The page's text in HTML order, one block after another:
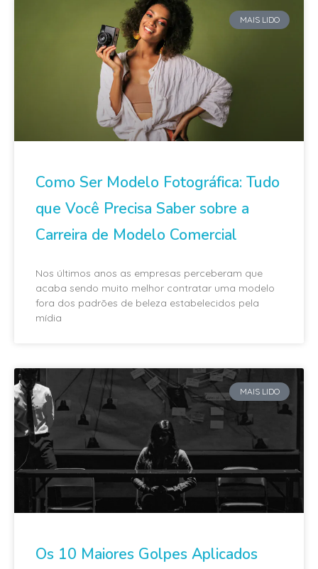
MAIS LIDO
Como Ser Modelo Fotográfica: Tudo
que Você Precisa Saber sobre a
Carreira de Modelo Comercial
Nos últimos anos as empresas perceberam que
acaba sendo muito melhor contratar uma modelo
fora dos padrões de beleza estabelecidos pela
mídia
MAIS LIDO
Os 10 Maiores Golpes Aplicados